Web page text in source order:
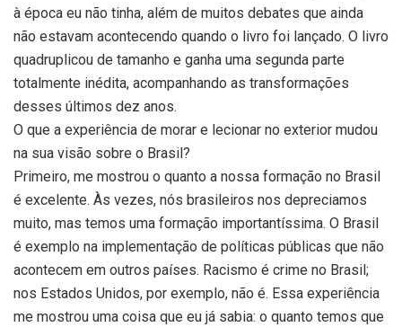
à época eu não tinha, além de muitos debates que ainda
não estavam acontecendo quando o livro foi lançado. O livro
quadruplicou de tamanho e ganha uma segunda parte
totalmente inédita, acompanhando as transformações
desses últimos dez anos.
O que a experiência de morar e lecionar no exterior mudou
na sua visão sobre o Brasil?
Primeiro, me mostrou o quanto a nossa formação no Brasil
é excelente. Às vezes, nós brasileiros nos depreciamos
muito, mas temos uma formação importantíssima. O Brasil
é exemplo na implementação de políticas públicas que não
acontecem em outros países. Racismo é crime no Brasil;
nos Estados Unidos, por exemplo, não é. Essa experiência
me mostrou uma coisa que eu já sabia: o quanto temos que